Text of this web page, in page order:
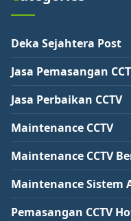
Deka Sejahtera Post
Jasa Pemasangan
Jasa Perbaikan CCTV
Maintenance CCTV
Maintenance CCTV
Maintenance Sistem
Pemasangan CCTV